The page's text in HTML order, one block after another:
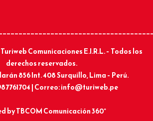
Comunicaciones E.I.R.L. – Todos los
derechos reservados.
856 Int. 408 Surquillo, Lima – Perú.
| Correo: info@turiweb.pe
byTBCOM Comunicación 360°